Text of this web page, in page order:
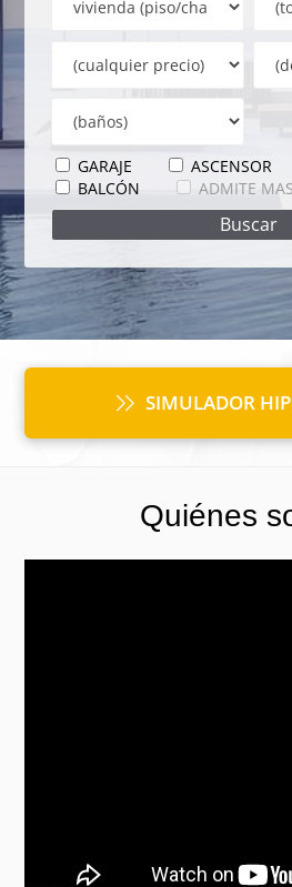
GARAJE ASCENSOR
BALCÓN
ADMITE
SIMULADOR
Quiénes